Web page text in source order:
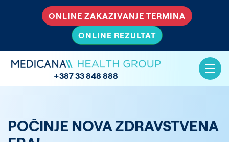
ONLINE ZAKAZIVANJE TERMINA
ONLINE REZULTAT
+387 33 848 888
POČINJE NOVA ZDRAVSTVENA